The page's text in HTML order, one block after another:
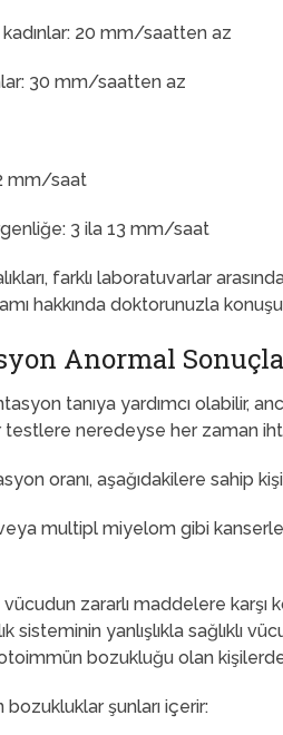
kadınlar: 20 mm/saatten az
30 mm/saatten az
mm/saat
3 ila 13 mm/saat
farklı laboratuvarlar
hakkında doktorunuzla
Anormal
tanıya yardımcı olabilir,
testlere neredeyse her zaman
oranı, aşağıdakilere sahip
multipl miyelom gibi
vücudun zararlı maddelere karşı
sisteminin yanlışlıkla sağlıklı
bozukluğu olan
şunları içerir: